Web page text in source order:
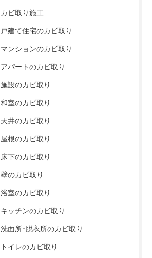
カビ取り施工
戸建て住宅のカビ取り
マンションのカビ取り
アパートのカビ取り
施設のカビ取り
和室のカビ取り
天井のカビ取り
屋根のカビ取り
床下のカビ取り
壁のカビ取り
浴室のカビ取り
キッチンのカビ取り
洗面所･脱衣所のカビ取り
トイレのカビ取り